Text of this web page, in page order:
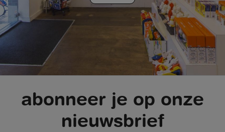
abonneer je op onze
nieuwsbrief